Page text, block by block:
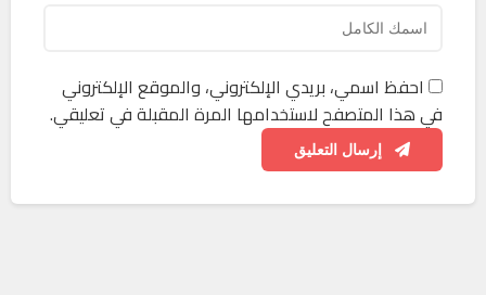
احفظ اسمي، بريدي الإلكتروني، والموقع الإلكتروني
في هذا المتصفح لاستخدامها المرة المقبلة في تعليقي.